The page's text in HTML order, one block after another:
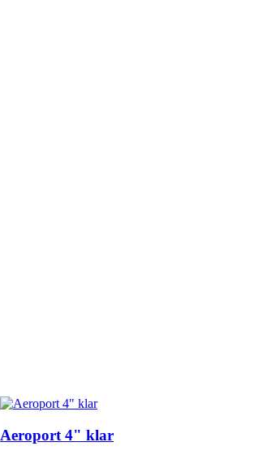
Aeroport 4" klar